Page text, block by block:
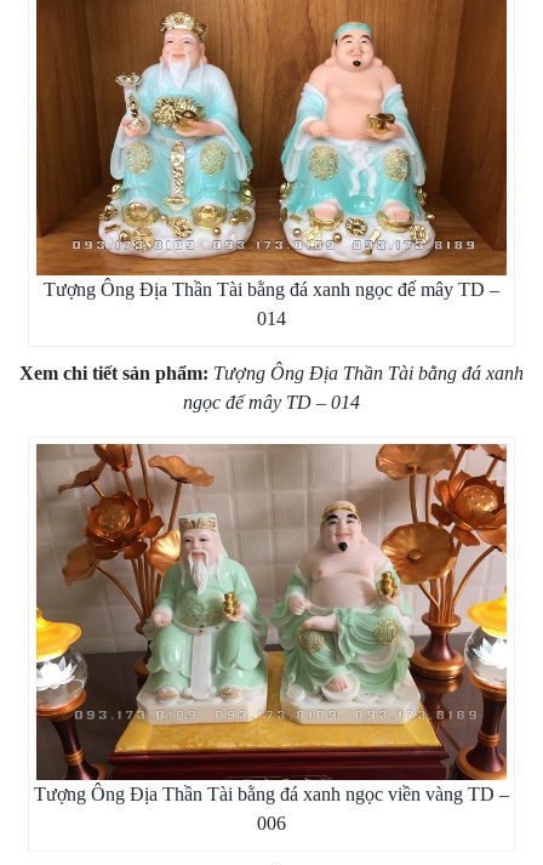
Tượng Ông Địa Thần Tài bằng đá xanh ngọc đế mây TD –
014
Xem chi tiết sản phẩm: Tượng Ông Địa Thần Tài bằng đá xanh
ngọc đế mây TD – 014
Tượng Ông Địa Thần Tài bằng đá xanh ngọc viền vàng TD –
006